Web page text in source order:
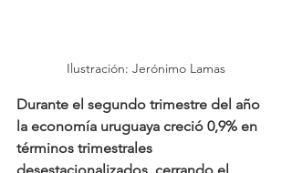
Ilustración: Jerónimo Lamas
Durante el segundo trimestre del año
la economía uruguaya creció 0,9% en
términos trimestrales